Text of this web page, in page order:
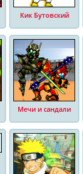
Кик Бутовский
Мечи и сандали